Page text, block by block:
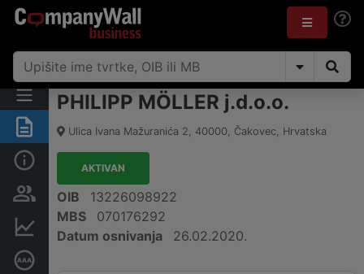
Sažetak
Osobe i vlasništvo
PHILIPP MÖLLER j.d.o.o.
Ulica Ivana Mažuranića 2, 40000, Čakovec, Hrvatska
AKTIVAN
OIB
13226098922
MBS
070176292
Datum osnivanja
26.02.2020.